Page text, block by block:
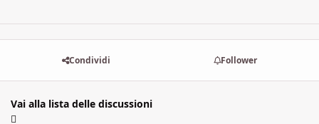
Condividi Follower
Vai alla lista delle discussioni